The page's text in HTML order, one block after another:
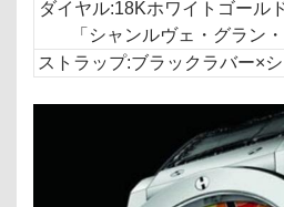
ダイヤル:18Kホワイトゴール
「シャンルヴェ・グラン
ストラップ:ブラックラバー×